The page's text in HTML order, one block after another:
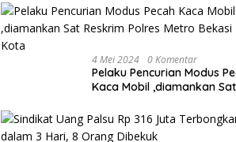
4 Mei 2024 0 Komentar
Pelaku Pencurian Modus
Kaca Mobil ,diamankan Sat
Kota